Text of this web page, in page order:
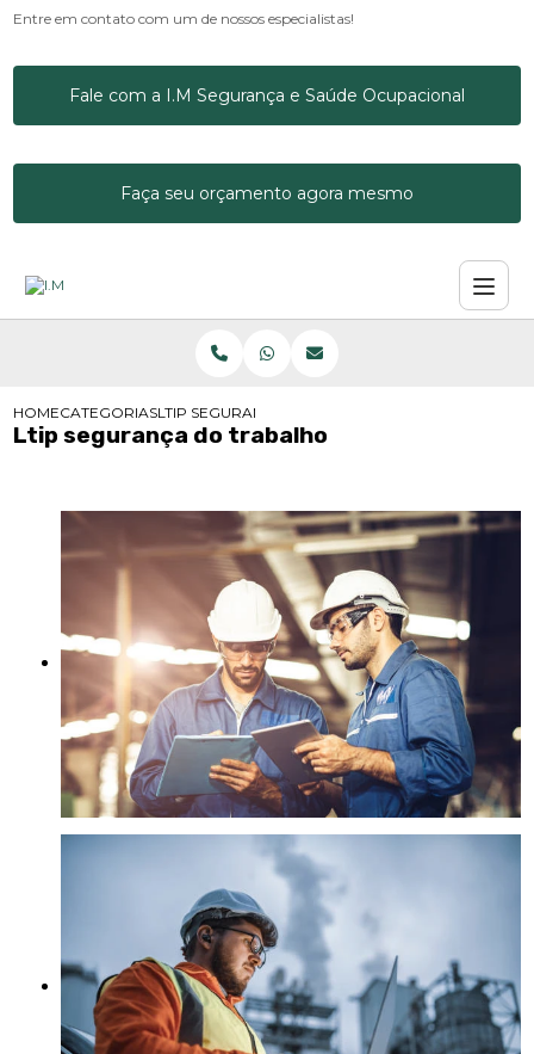
Entre em contato com um de nossos especialistas!
Fale com a I.M Segurança e Saúde Ocupacional
Faça seu orçamento agora mesmo
HOMECATEGORIASLTIP SEGURANÇA DO TRABALHO
Ltip segurança do trabalho